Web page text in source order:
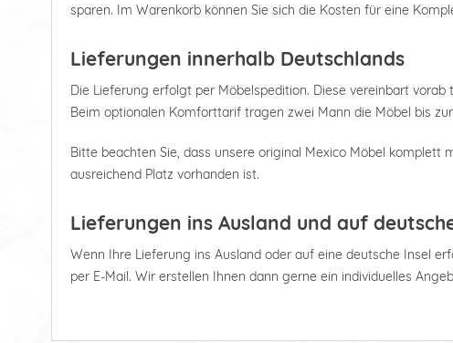
sparen. Im Warenkorb können Sie sich die Kosten für eine
Lieferungen innerhalb Deutschlands
Die Lieferung erfolgt per Möbelspedition. Diese vereinbart
Beim optionalen Komforttarif tragen zwei Mann die Möbel bis
Bitte beachten Sie, dass unsere original Mexico Möbel komplett
ausreichend Platz vorhanden ist.
Lieferungen ins Ausland und auf
Wenn Ihre Lieferung ins Ausland oder auf eine deutsche Insel
per E-Mail. Wir erstellen Ihnen dann gerne ein individuelles